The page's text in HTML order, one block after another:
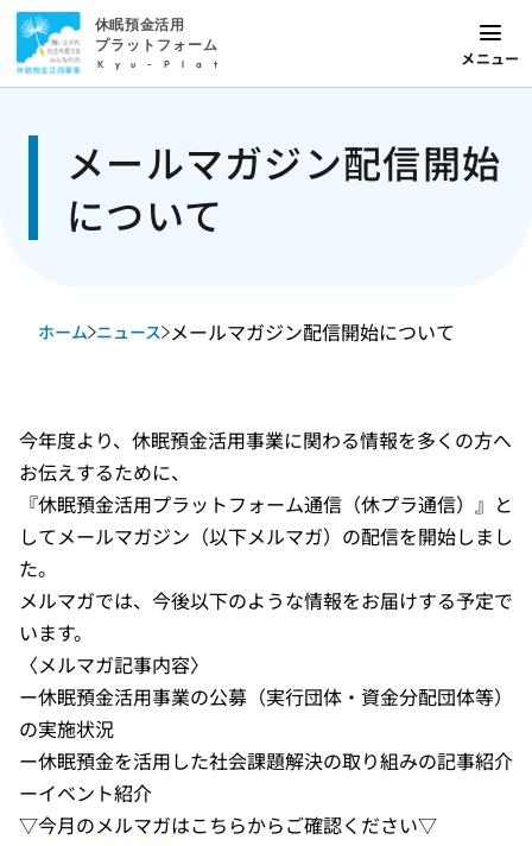
休眠預金活用
プラットフォーム
Kyu-Plat メニュー
メールマガジン配信開始
について
ホーム ニュース メールマガジン配信開始について
今年度より、休眠預金活用事業に関わる情報を多くの方へ
お伝えするために、
『休眠預金活用プラットフォーム通信（休プラ通信）』と
してメールマガジン（以下メルマガ）の配信を開始しまし
た。
メルマガでは、今後以下のような情報をお届けする予定で
います。
〈メルマガ記事内容〉
ー休眠預金活用事業の公募（実行団体・資金分配団体等）
の実施状況
ー休眠預金を活用した社会課題解決の取り組みの記事紹介
ーイベント紹介
▽今月のメルマガはこちらからご確認ください▽